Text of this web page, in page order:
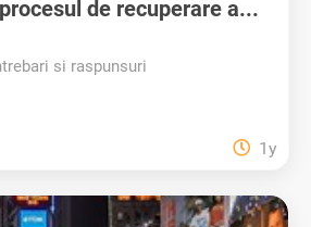
de recuperare a...
si raspunsuri
1y